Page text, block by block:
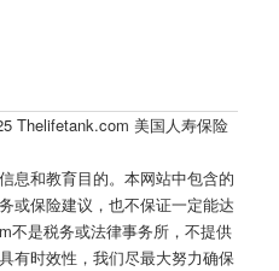
Thelifetank.com 美国人寿保险
息和教育目的。本网站中包含的
或保险建议，也不保证一定能达
不是税务或法律事务所，不提供
有时效性，我们尽最大努力确保